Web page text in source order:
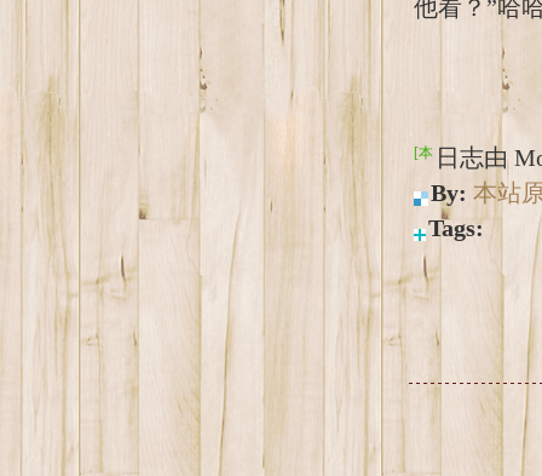
他看？”哈
[本日志由
By: 本站
Tags: